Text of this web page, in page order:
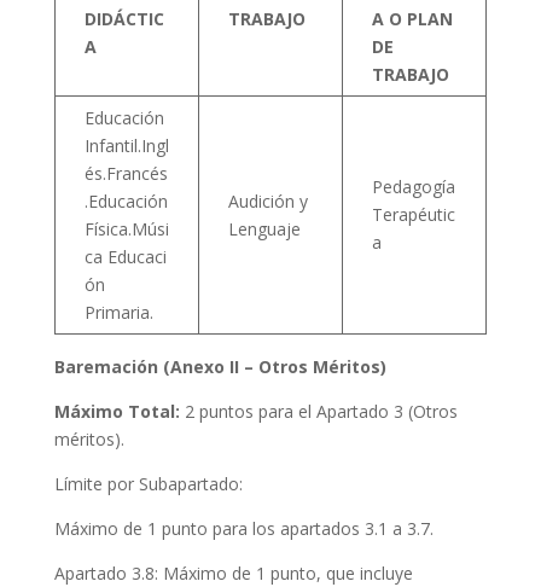
DIDÁCTIC
A
TRABAJO
A O PLAN
DE
TRABAJO
Educación
Infantil.Ingl
és.Francés
.Educación
Física.Músi
ca Educaci
ón
Primaria.
Audición y
Lenguaje
Pedagogía
Terapéutic
a
Baremación (Anexo II – Otros Méritos)
Máximo Total: 2 puntos para el Apartado 3 (Otros
méritos).
Límite por Subapartado:
Máximo de 1 punto para los apartados 3.1 a 3.7.
Apartado 3.8: Máximo de 1 punto, que incluye